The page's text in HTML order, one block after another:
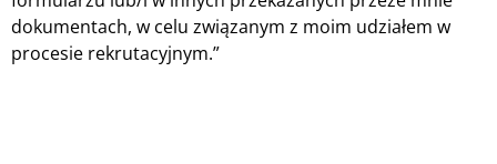
dokumentach, w celu związanym z moim udziałem w
procesie rekrutacyjnym.”